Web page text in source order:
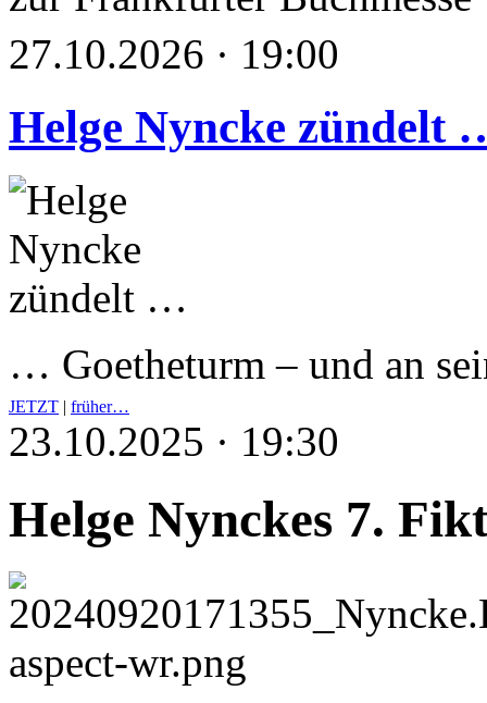
27.10.2026 · 19:00
Helge Nyncke zündelt
… Goetheturm – und an
JETZT | früher…
23.10.2025 · 19:30
Helge Nynckes 7.